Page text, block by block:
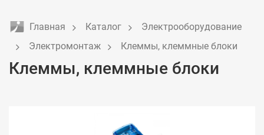
Главная Каталог
Электрооборудование
Электромонтаж
Клеммы, клеммные блоки
Клеммы, клеммные блоки